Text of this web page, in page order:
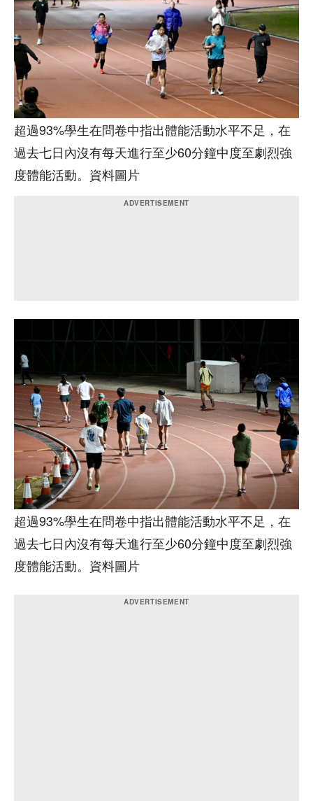
超過93%學生在問卷中指出體能活動水平不足，在
過去七日內沒有每天進行至少60分鐘中度至劇烈強
度體能活動。資料圖片
超過93%學生在問卷中指出體能活動水平不足，在
過去七日內沒有每天進行至少60分鐘中度至劇烈強
度體能活動。資料圖片